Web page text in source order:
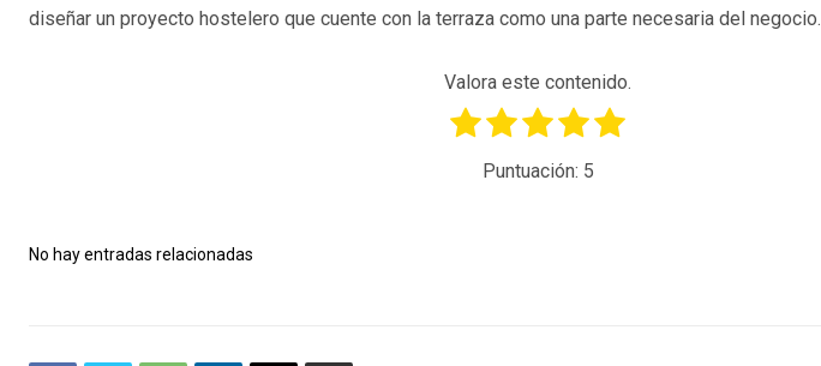
diseñar un proyecto hostelero que cuente con la terraza como una parte necesaria del negocio.
Valora este contenido.
Puntuación: 5
No hay entradas relacionadas